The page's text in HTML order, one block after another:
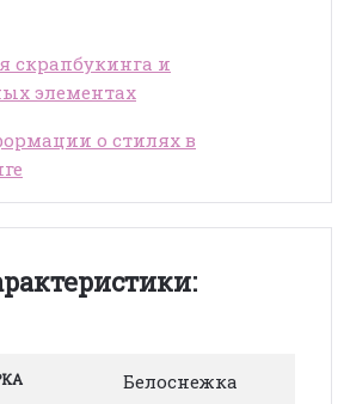
скрапбукинга и
элементах
о стилях в
Белоснежка